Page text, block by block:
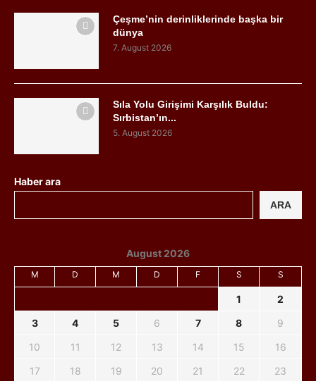
Çeşme’nin derinliklerinde başka bir
dünya
7. August 2026
Sıla Yolu Girişimi Karşılık Buldu:
Sırbistan’ın...
5. August 2026
Haber ara
ARA
August 2026
M D M D F S S
1
2
3
4 5 6 7 8
9
10
11 12 13 14 15
16
17
18 19 20 21 22 23